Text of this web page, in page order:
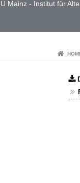
Mainz - Institut für